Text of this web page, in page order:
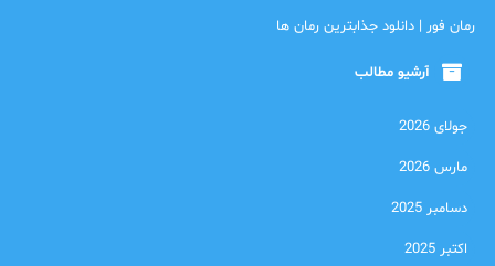
رمان فور | دانلود جذابترین رمان ها
آرشیو مطالب
جولای 2026
مارس 2026
دسامبر 2025
اکتبر 2025